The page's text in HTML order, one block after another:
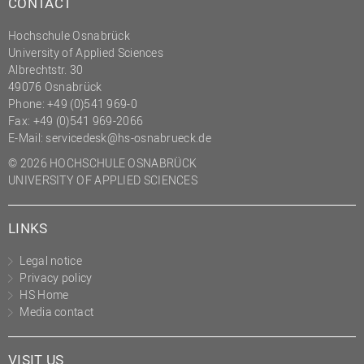
Prozessmanagement
Recht
Science to Business GmbH
Studierendensekretariat
Studium und Lehre
Transfer- und
Hochschule Osnabrück
University of Applied Sciences
Albrechtstr. 30
49076 Osnabrück
Phone: +49 (0)541 969-0
Fax: +49 (0)541 969-2066
E-Mail: servicedesk@hs-osnabrueck.de
© 2026 HOCHSCHULE OSNABRÜCK
UNIVERSITY OF APPLIED SCIENCES
LINKS
Legal notice
Privacy policy
HS Home
Media contact
VISIT US